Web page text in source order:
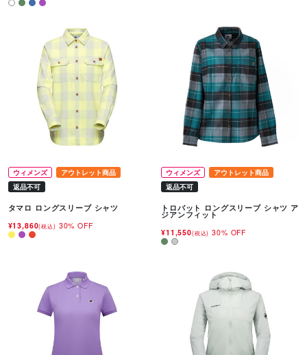
ウィメンズ
アウトレット商品
返品不可
タマロ ロングスリーブ シャツ
¥13,860(税込) 30% OFF
ウィメンズ
アウトレット商品
返品不可
トロバット ロングスリーブ シャツ ア
ジアンフィット
¥11,550(税込) 30% OFF